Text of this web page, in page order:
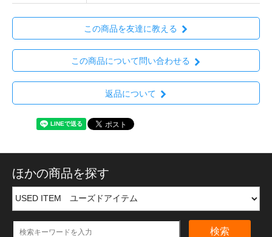
この商品を友達に教える
この商品について問い合わせる
返品について
ほかの商品を探す
検索